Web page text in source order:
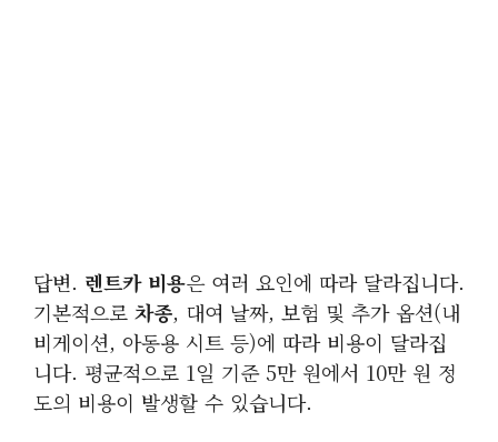
답변. 렌트카 비용은 여러 요인에 따라 달라집니다.
기본적으로 차종, 대여 날짜, 보험 및 추가 옵션(내
비게이션, 아동용 시트 등)에 따라 비용이 달라집
니다. 평균적으로 1일 기준 5만 원에서 10만 원 정
도의 비용이 발생할 수 있습니다.